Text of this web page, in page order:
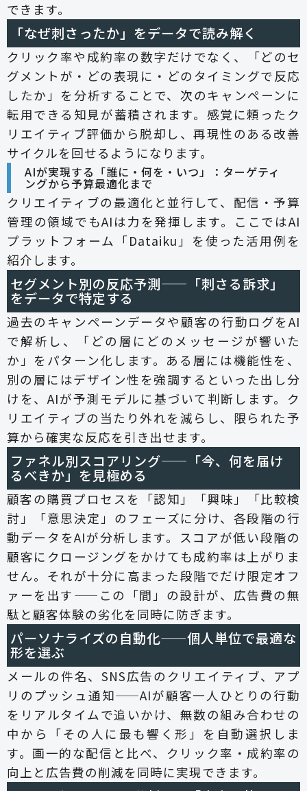
できます。
「なぜ刺さったか」をデータで読み解く
クリック率や成約率の数字だけでなく、「どのセ
グメントが・どの表現に・どのタイミングで反応
したか」を分析することで、次のキャンペーンに
転用できる知見が蓄積されます。感覚に頼ったク
リエイティブ評価から脱却し、再現性のある改善
サイクルを回せるようになります。
AIが実現する「誰に・何を・いつ」：ターゲティ
ングから予算最適化まで
クリエイティブの最適化と並行して、配信・予算
管理の領域でもAIは力を発揮します。ここではAI
プラットフォーム「Dataiku」を使った活用例を
紹介します。
セグメント別の反応予測——「刺さる訴求」
をデータで特定する
過去のキャンペーンデータや顧客の行動ログをAI
で解析し、「どの層にどのメッセージが響いた
か」をパターン化します。ある層には機能性を、
別の層にはデザイン性を強調するといった出し分
けを、AIが予測モデルに基づいて判断します。ク
リエイティブの当たり外れを減らし、限られた予
算から確実な反応を引き出せます。
ファネル別スコアリング——「今、何を届け
るべきか」を見極める
顧客の購買プロセスを「認知」「興味」「比較検
討」「意思決定」のフェーズに分け、各段階の行
動データをAIが分析します。スコアが低い段階の
顧客にクロージングをかけても成約率は上がりま
せん。それが十分に高まった段階でだけ限定オフ
ァーを出す——この「間」の設計が、広告費の無
駄と顧客体験の劣化を同時に防ぎます。
パーソナライズの自動化——個人単位で最適な
形を選ぶ
メールの件名、SNS広告のクリエイティブ、アプ
リのプッシュ通知——AIが顧客一人ひとりの行動
をリアルタイムで追いかけ、無数の組み合わせの
中から「その人に最も響く形」を自動選択しま
す。画一的な配信と比べ、クリック率・成約率の
向上と広告費の削減を同時に実現できます。